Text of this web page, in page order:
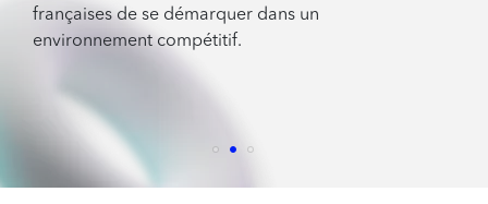
françaises de se démarquer dans un
environnement compétitif.